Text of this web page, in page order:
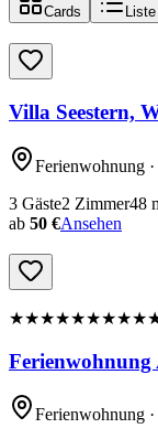
Cards Liste
Villa Seestern,
Ferienwohnung
3 Gäste2 Zimmer48
ab 50 €Ansehen
★★★★★
Ferienwohnung
Ferienwohnung